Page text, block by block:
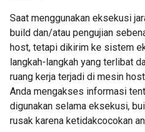
Saat menggunakan eksekusi
build dan/atau pengujian
host, tetapi dikirim ke sistem
langkah-langkah yang terlibat
ruang kerja terjadi di mesin
Anda mengakses informasi
digunakan selama eksekusi,
rusak karena ketidakcocokan